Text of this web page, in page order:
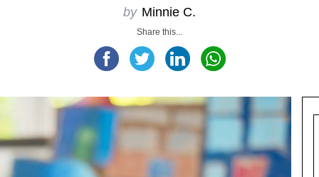
by Minnie C.
Share this...